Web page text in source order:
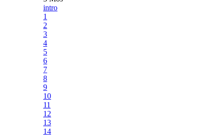
intro
1
2
3
4
5
6
7
8
9
10
11
12
13
14